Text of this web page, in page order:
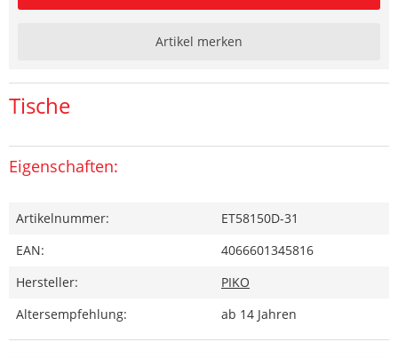
Artikel merken
Tische
Eigenschaften:
Artikelnummer:
ET58150D-31
EAN:
4066601345816
Hersteller:
PIKO
Altersempfehlung:
ab 14 Jahren